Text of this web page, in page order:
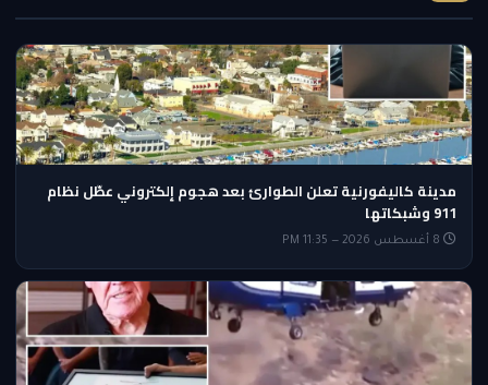
مدينة كاليفورنية تعلن الطوارئ بعد هجوم إلكتروني عطّل نظام
911 وشبكاتها